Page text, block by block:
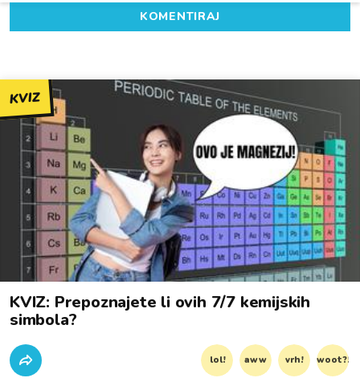
KOMENTIRAJ
KVIZ
KVIZ: Prepoznajete li ovih 7/7 kemijskih
simbola?
lol! aww vrh! woot?!